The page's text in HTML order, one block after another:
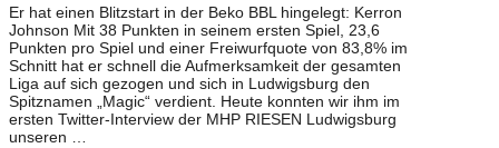
Er hat einen Blitzstart in der Beko BBL hingelegt: Kerron
Johnson Mit 38 Punkten in seinem ersten Spiel, 23,6
Punkten pro Spiel und einer Freiwurfquote von 83,8% im
Schnitt hat er schnell die Aufmerksamkeit der gesamten
Liga auf sich gezogen und sich in Ludwigsburg den
Spitznamen „Magic“ verdient. Heute konnten wir ihm im
ersten Twitter-Interview der MHP RIESEN Ludwigsburg
unseren …